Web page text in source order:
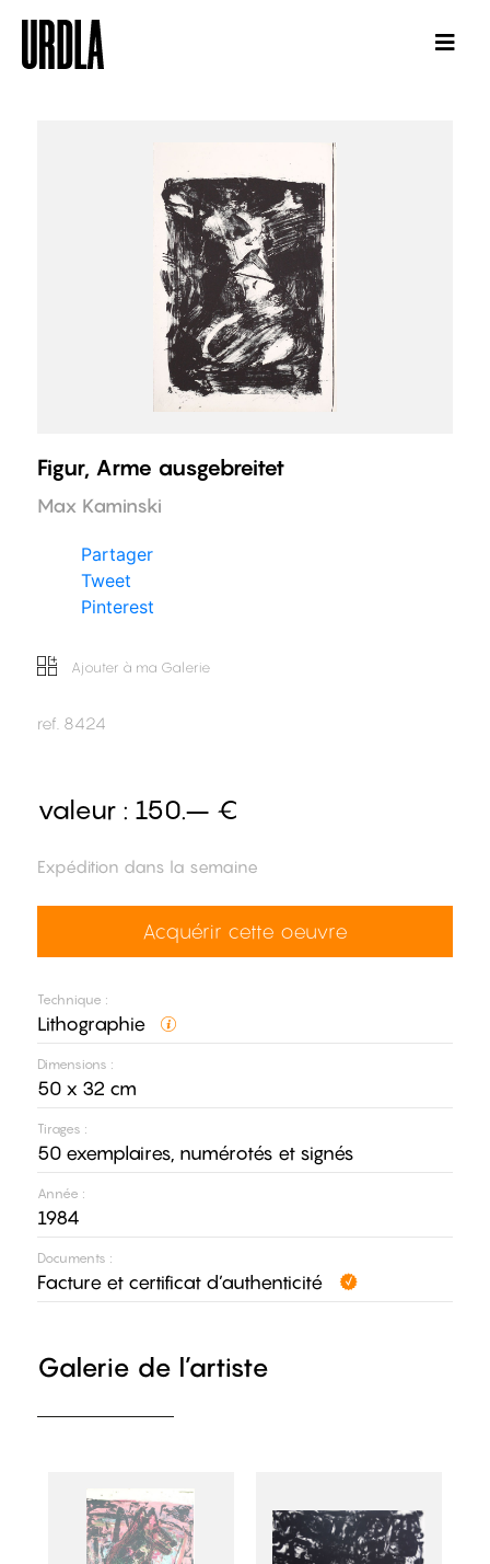
Figur, Arme ausgebreitet
Max Kaminski
Partager
Tweet
Pinterest
Ajouter à ma Galerie
ref. 8424
Technique :
Lithographie
Dimensions :
50 x 32 cm
Tirages :
50 exemplaires, numérotés et signés
Année :
1984
Documents :
Facture et certificat d’authenticité
valeur : 150.– €
Expédition dans la semaine
Acquérir cette oeuvre
Galerie de l’artiste